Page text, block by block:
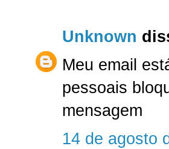
Unknown
Meu email
pessoais
mensagem
14 de agosto